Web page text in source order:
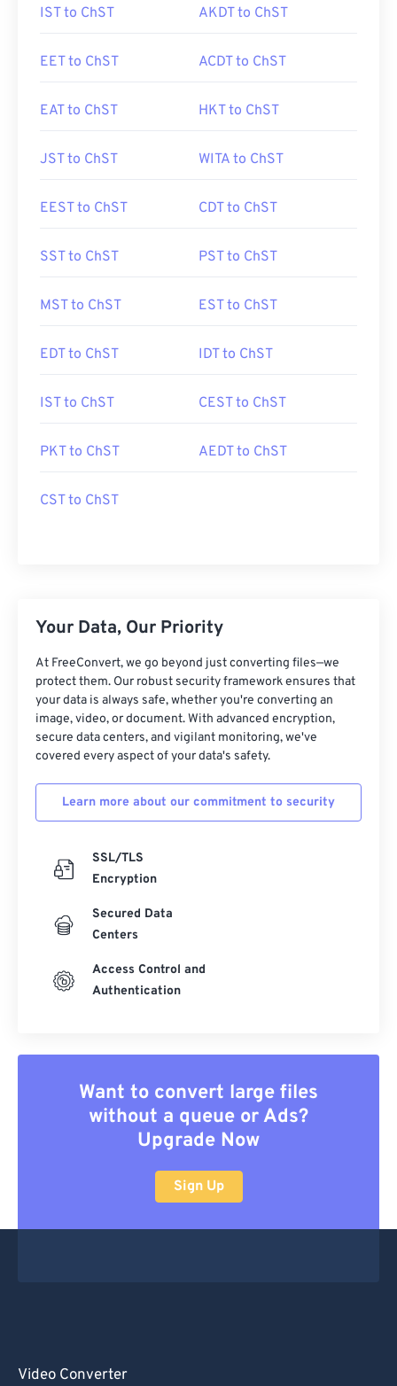
IST to ChST AKDT to ChST
EET to ChST ACDT to ChST
EAT to ChST HKT to ChST
JST to ChST WITA to ChST
EEST to ChST CDT to ChST
SST to ChST PST to ChST
MST to ChST EST to ChST
EDT to ChST IDT to ChST
IST to ChST CEST to ChST
PKT to ChST AEDT to ChST
CST to ChST
Your Data, Our Priority
At FreeConvert, we go beyond just converting files—we
protect them. Our robust security framework ensures that
your data is always safe, whether you're converting an
image, video, or document. With advanced encryption,
secure data centers, and vigilant monitoring, we've
covered every aspect of your data's safety.
Learn more about our commitment to security
SSL/TLS
Encryption
Secured Data
Centers
Access Control and
Authentication
Want to convert large files
without a queue or Ads?
Upgrade Now
Sign Up
Video Converter